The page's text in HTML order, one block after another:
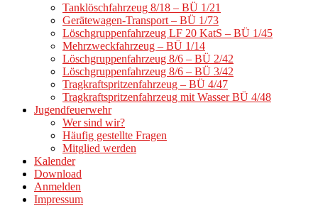
Tanklöschfahrzeug 8/18 – BÜ 1/21
Gerätewagen-Transport – BÜ 1/73
Löschgruppenfahrzeug LF 20 KatS – BÜ 1/45
Mehrzweckfahrzeug – BÜ 1/14
Löschgruppenfahrzeug 8/6 – BÜ 2/42
Löschgruppenfahrzeug 8/6 – BÜ 3/42
Tragkraftspritzenfahrzeug – BÜ 4/47
Tragkraftspritzenfahrzeug mit Wasser BÜ 4/48
Jugendfeuerwehr
Wer sind wir?
Häufig gestellte Fragen
Mitglied werden
Kalender
Download
Anmelden
Impressum